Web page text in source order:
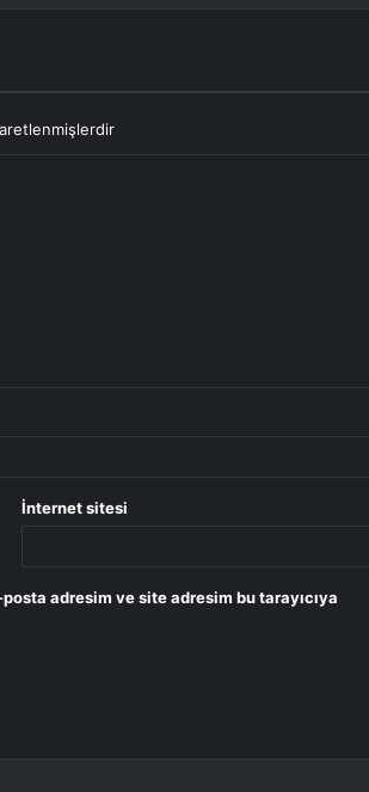
İnternet sitesi
adresim ve site adresim bu tarayıcıya